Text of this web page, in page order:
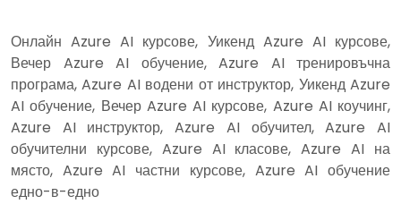
Онлайн Azure AI курсове, Уикенд Azure AI курсове,
Вечер Azure AI обучение, Azure AI тренировъчна
програма, Azure AI водени от инструктор, Уикенд Azure
AI обучение, Вечер Azure AI курсове, Azure AI коучинг,
Azure AI инструктор, Azure AI обучител, Azure AI
обучителни курсове, Azure AI класове, Azure AI на
място, Azure AI частни курсове, Azure AI обучение
едно-в-едно